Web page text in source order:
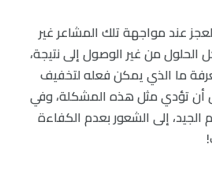
عند مواجهة تلك المشاعر غير
من غير الوصول إلى نتيجة،
ما الذي يمكن فعله لتخفيف
أن تؤدي مثل هذه المشكلة، وفي
إلى الشعور بعدم الكفاءة